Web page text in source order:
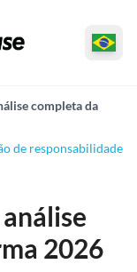
completa da
de responsabilidade
2026